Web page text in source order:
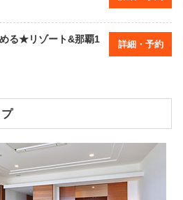
る★リゾート&那覇1
詳細・予約